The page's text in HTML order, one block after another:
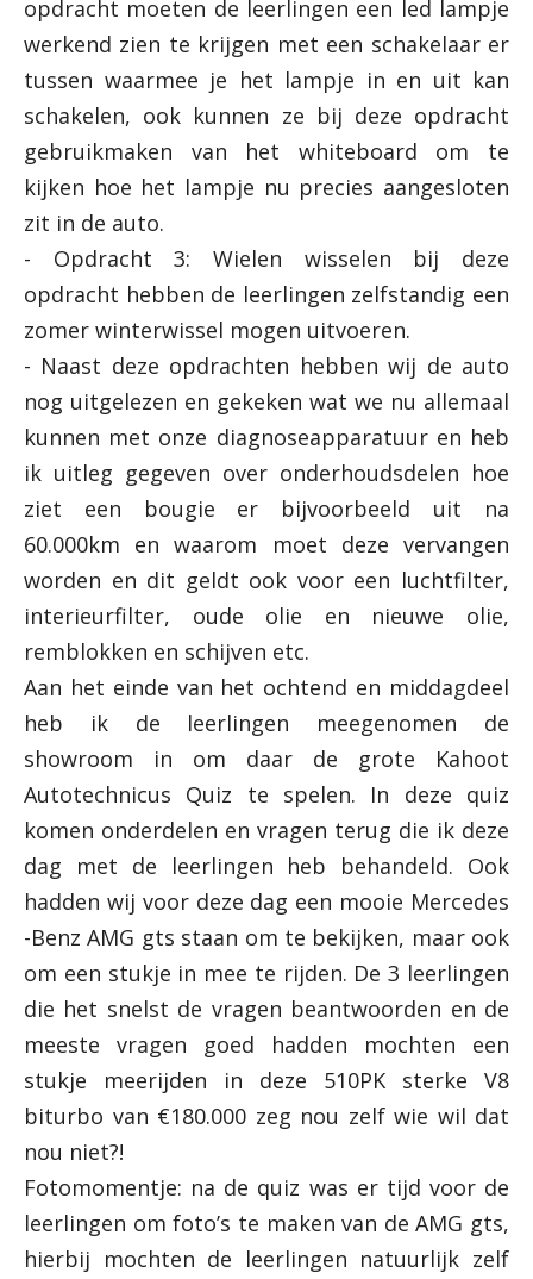
opdracht moeten de leerlingen een led lampje
werkend zien te krijgen met een schakelaar er
tussen waarmee je het lampje in en uit kan
schakelen, ook kunnen ze bij deze opdracht
gebruikmaken van het whiteboard om te
kijken hoe het lampje nu precies aangesloten
zit in de auto.
- Opdracht 3: Wielen wisselen bij deze
opdracht hebben de leerlingen zelfstandig een
zomer winterwissel mogen uitvoeren.
- Naast deze opdrachten hebben wij de auto
nog uitgelezen en gekeken wat we nu allemaal
kunnen met onze diagnoseapparatuur en heb
ik uitleg gegeven over onderhoudsdelen hoe
ziet een bougie er bijvoorbeeld uit na
60.000km en waarom moet deze vervangen
worden en dit geldt ook voor een luchtfilter,
interieurfilter, oude olie en nieuwe olie,
remblokken en schijven etc.
Aan het einde van het ochtend en middagdeel
heb ik de leerlingen meegenomen de
showroom in om daar de grote Kahoot
Autotechnicus Quiz te spelen. In deze quiz
komen onderdelen en vragen terug die ik deze
dag met de leerlingen heb behandeld. Ook
hadden wij voor deze dag een mooie Mercedes
-Benz AMG gts staan om te bekijken, maar ook
om een stukje in mee te rijden. De 3 leerlingen
die het snelst de vragen beantwoorden en de
meeste vragen goed hadden mochten een
stukje meerijden in deze 510PK sterke V8
biturbo van €180.000 zeg nou zelf wie wil dat
nou niet?!
Fotomomentje: na de quiz was er tijd voor de
leerlingen om foto’s te maken van de AMG gts,
hierbij mochten de leerlingen natuurlijk zelf